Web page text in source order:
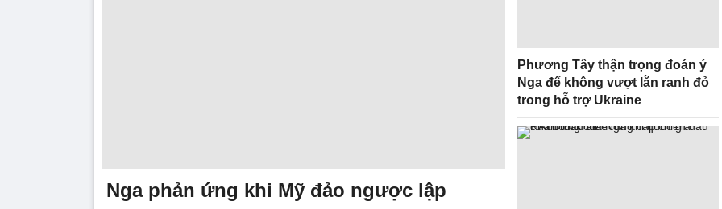
Nga phản ứng khi Mỹ đảo ngược lập
Phương Tây thận trọng đoán ý
Nga để không vượt lằn ranh đỏ
trong hỗ trợ Ukraine